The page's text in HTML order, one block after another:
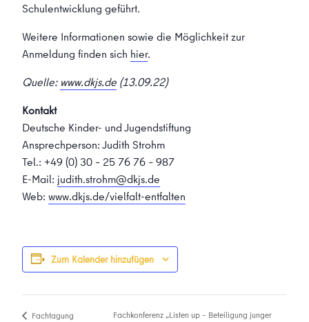
Schulentwicklung geführt.
Weitere Informationen sowie die Möglichkeit zur
Anmeldung finden sich hier.
Quelle: www.dkjs.de (13.09.22)
Kontakt
Deutsche Kinder- und Jugendstiftung
Ansprechperson: Judith Strohm
Tel.: +49 (0) 30 – 25 76 76 – 987
E-Mail: judith.strohm@dkjs.de
Web: www.dkjs.de/vielfalt-entfalten
Zum Kalender hinzufügen
Fachtagung
Fachkonferenz „Listen up – Beteiligung junger